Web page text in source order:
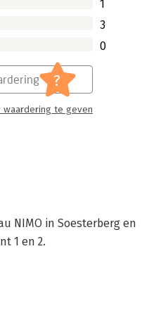
1
3
0
?
waardering te geven
NIMO in Soesterberg en
1 en 2.